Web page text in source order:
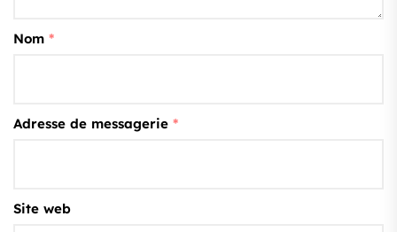
Nom *
Adresse de messagerie *
Site web